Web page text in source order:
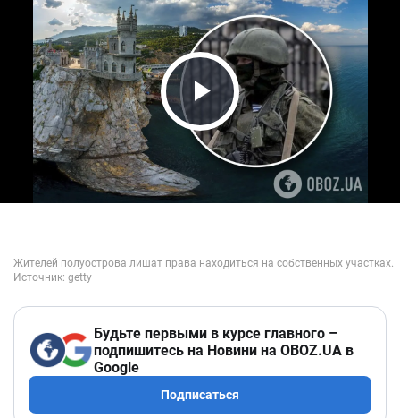
Play Video
Будьте первыми в курсе главного –
подпишитесь на Новини на OBOZ.UA в
Google
Подписаться